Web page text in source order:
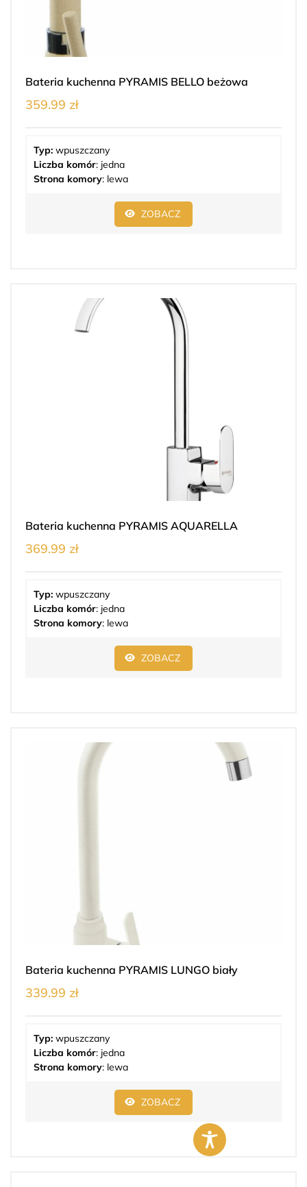
Bateria kuchenna PYRAMIS BELLO beżowa
359.99 zł
Typ: wpuszczany
Liczba komór: jedna
Strona komory: lewa
ZOBACZ
Bateria kuchenna PYRAMIS AQUARELLA
369.99 zł
Typ: wpuszczany
Liczba komór: jedna
Strona komory: lewa
ZOBACZ
Bateria kuchenna PYRAMIS LUNGO biały
339.99 zł
Typ: wpuszczany
Liczba komór: jedna
Strona komory: lewa
ZOBACZ